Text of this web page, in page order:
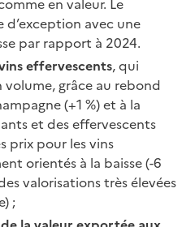
d’exception avec une
par rapport à 2024.
effervescents, qui
volume, grâce au rebond
(+1 %) et à la
et des effervescents
prix pour les vins
orientés à la baisse (-6
valorisations très élevées
;